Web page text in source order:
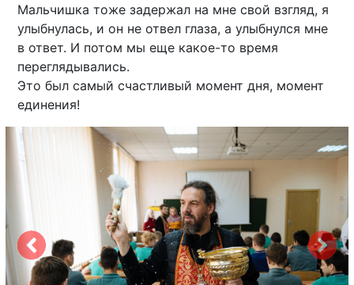
Мальчишка тоже задержал на мне свой взгляд, я
улыбнулась, и он не отвел глаза, а улыбнулся мне
в ответ. И потом мы еще какое-то время
переглядывались.
Это был самый счастливый момент дня, момент
единения!